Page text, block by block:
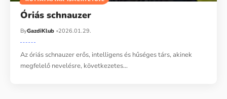
Óriás schnauzer
ByGazdiKlub 2026.01.29.
Az óriás schnauzer erős, intelligens és hűséges társ, akinek
megfelelő nevelésre, következetes…